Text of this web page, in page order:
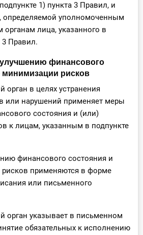
1) пункта 3 Правил, и
определяемой уполномоченным
лица, указанного в
3 Правил.
финансового
минимизации рисков
орган в целях устранения
или нарушений применяет меры
состояния и (или)
к лицам, указанным в подпункте
финансового состояния и
применяются в форме
или письменного
орган указывает в письменном
обязательных к исполнению